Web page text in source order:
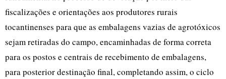
fiscalizações e orientações aos produtores rurais
tocantinenses para que as embalagens vazias de agrotóxicos
sejam retiradas do campo, encaminhadas de forma correta
para os postos e centrais de recebimento de embalagens,
para posterior destinação final, completando assim, o ciclo